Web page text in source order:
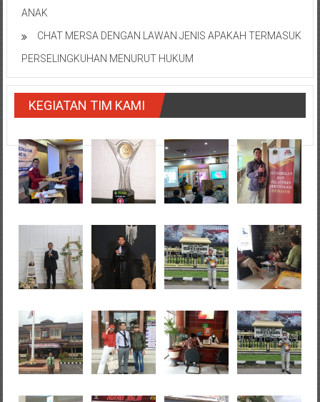
ANAK
CHAT MERSA DENGAN LAWAN JENIS APAKAH TERMASUK
PERSELINGKUHAN MENURUT HUKUM
KEGIATAN TIM KAMI